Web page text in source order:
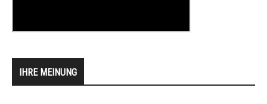
IHRE MEINUNG